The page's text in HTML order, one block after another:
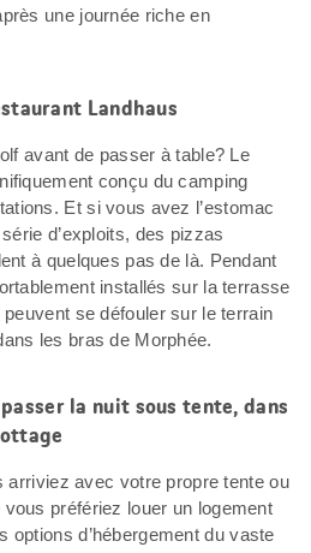
une journée riche en
Landhaus
avant de passer à table? Le
conçu du camping
Et si vous avez l’estomac
d’exploits, des pizzas
à quelques pas de là. Pendant
installés sur la terrasse
se défouler sur le terrain
les bras de Morphée.
la nuit sous tente, dans
arriviez avec votre propre tente ou
préfériez louer un logement
options d’hébergement du vaste